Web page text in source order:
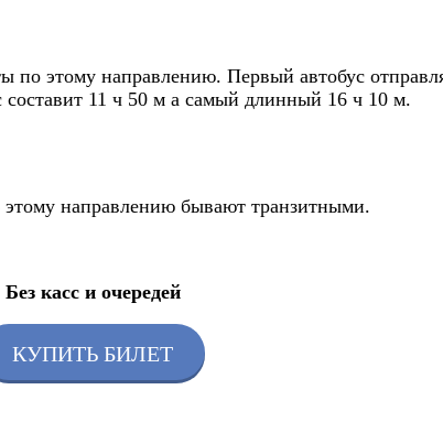
этому направлению. Первый автобус
11 ч 50 м а самый длинный 16 ч 10 м.
этому направлению бывают транзитными.
Без касс и очередей
КУПИТЬ БИЛЕТ